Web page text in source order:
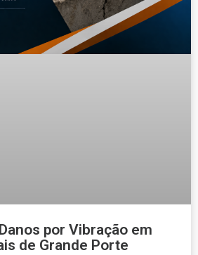
por Vibração em
de Grande Porte